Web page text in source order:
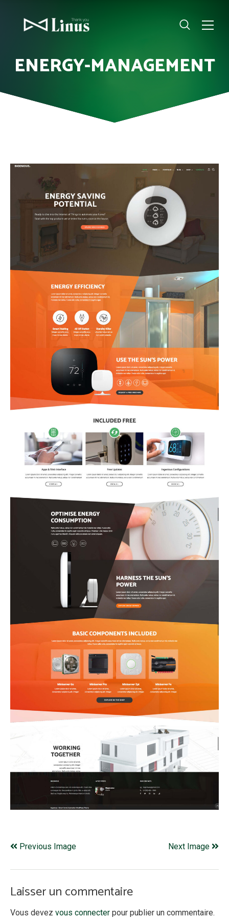
ENERGY-MANAGEMENT
Previous Image Next Image
Laisser un commentaire
Vous devez vous connecter pour publier un commentaire.